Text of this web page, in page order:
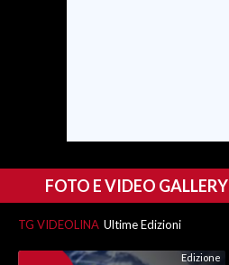
FOTO E VIDEO GALLERY
TG VIDEOLINA Ultime Edizioni
Edizione